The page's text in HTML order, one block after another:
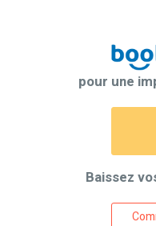
pour une
Baissez